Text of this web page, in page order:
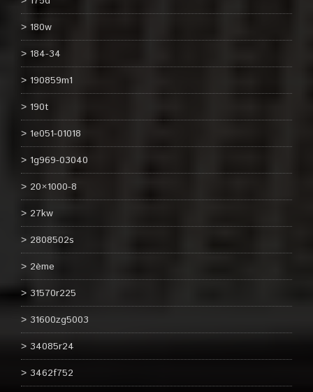
180w
184-34
190859m1
190t
1e051-01018
1g969-03040
20×1000-8
27kw
2808502s
2ème
31570r225
31600zg5003
34085r24
3462f752